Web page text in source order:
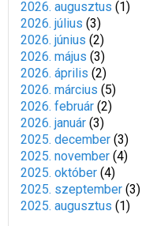
2026. augusztus (1)
2026. július (3)
2026. június (2)
2026. május (3)
2026. április (2)
2026. március (5)
2026. február (2)
2026. január (3)
2025. december (3)
2025. november (4)
2025. október (4)
2025. szeptember (3)
2025. augusztus (1)